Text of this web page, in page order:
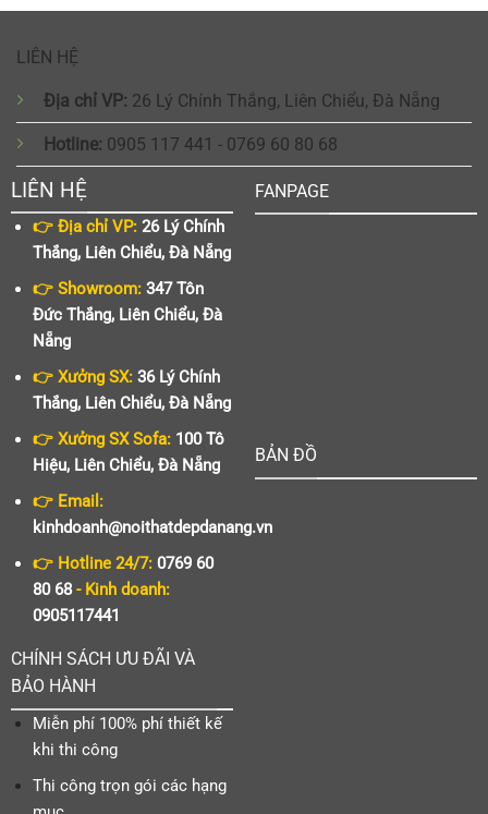
LIÊN HỆ
Địa chỉ VP: 26 Lý Chính Thắng, Liên Chiểu, Đà Nẵng
Hotline: 0905 117 441 - 0769 60 80 68
LIÊN HỆ
👉 Địa chỉ VP:26 Lý Chính
Thắng, Liên Chiểu, Đà Nẵng
👉 Showroom:347 Tôn
Đức Thắng, Liên Chiểu, Đà
Nẵng
👉 Xưởng SX:36 Lý Chính
Thắng, Liên Chiểu, Đà Nẵng
👉 Xưởng SX Sofa:100 Tô
Hiệu, Liên Chiểu, Đà Nẵng
👉 Email:
kinhdoanh@noithatdepdanang.vn
👉 Hotline 24/7:0769 60
80 68- Kinh doanh:
0905117441
CHÍNH SÁCH ƯU ĐÃI VÀ
BẢO HÀNH
Miễn phí 100% phí thiết kế
khi thi công
Thi công trọn gói các hạng
FANPAGE
BẢN ĐỒ